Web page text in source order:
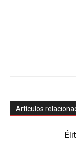
Artículos